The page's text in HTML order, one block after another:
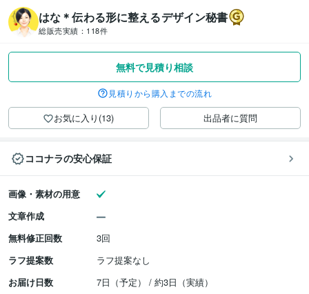
はな＊伝わる形に整えるデザイン秘書
総販売実績： 118件
無料で見積り相談
見積りから購入までの流れ
お気に入り(13) 出品者に質問
ココナラの安心保証
画像・素材の用意
文章作成
無料修正回数
3回
ラフ提案数
ラフ提案なし
お届け日数
7日（予定） / 約3日（実績）